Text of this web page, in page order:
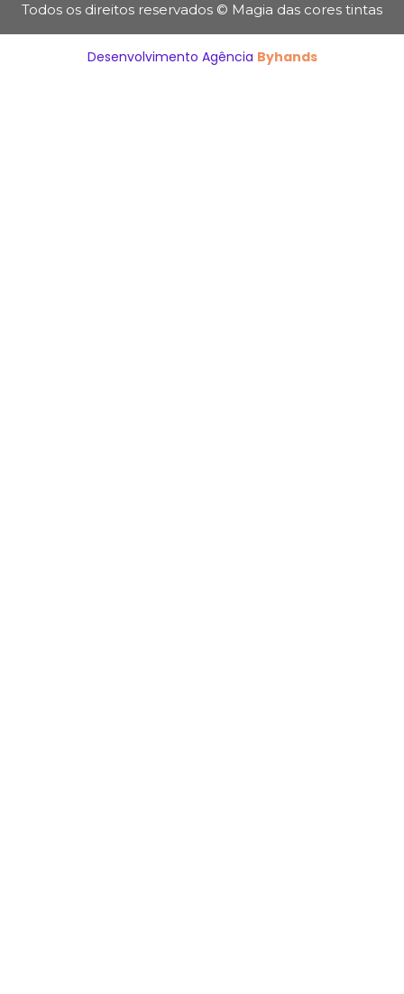
Todos os direitos reservados © Magia das cores tintas
Desenvolvimento Agência Byhands